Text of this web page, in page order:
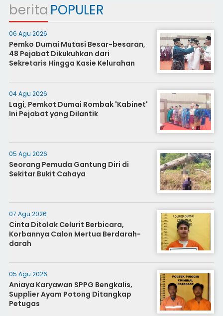
berita POPULER
06 Agu 2026
Pemko Dumai Mutasi Besar-besaran,
48 Pejabat Dikukuhkan dari
Sekretaris Hingga Kasie Kelurahan
04 Agu 2026
Lagi, Pemkot Dumai Rombak 'Kabinet'
Ini Pejabat yang Dilantik
05 Agu 2026
Seorang Pemuda Gantung Diri di
Sekitar Bukit Cahaya
07 Agu 2026
Cinta Ditolak Celurit Berbicara,
Korbannya Calon Mertua Berdarah-
darah
05 Agu 2026
Aniaya Karyawan SPPG Bengkalis,
Supplier Ayam Potong Ditangkap
Petugas